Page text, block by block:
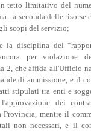
tetto limitativo del
- a seconda delle risorse
scopi del servizio;
la disciplina del
per violazione
2, che affida all'Ufficio
di ammissione, e il
stipulati tra enti e
dei
Provincia, mentre il
non necessari, e il